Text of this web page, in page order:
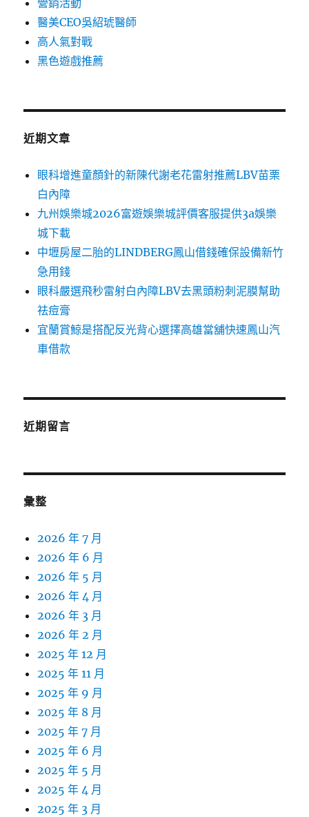
營銷活動
醫美CEO吳紹琥醫師
高人氣對戰
黑色遊戲推薦
近期文章
眼科增進童顏針的新陳代謝老花雷射推薦LBV苗栗
白內障
九州娛樂城2026富遊娛樂城評價客服提供3a娛樂
城下載
中壢房屋二胎的LINDBERG鳳山借錢確保設備新竹
急用錢
眼科嚴選飛秒雷射白內障LBV去黑頭粉刺泥膜幫助
祛痘膏
宜蘭賞鯨是搭配反光背心選擇高雄當舖快速鳳山汽
車借款
近期留言
彙整
2026 年 7 月
2026 年 6 月
2026 年 5 月
2026 年 4 月
2026 年 3 月
2026 年 2 月
2025 年 12 月
2025 年 11 月
2025 年 9 月
2025 年 8 月
2025 年 7 月
2025 年 6 月
2025 年 5 月
2025 年 4 月
2025 年 3 月